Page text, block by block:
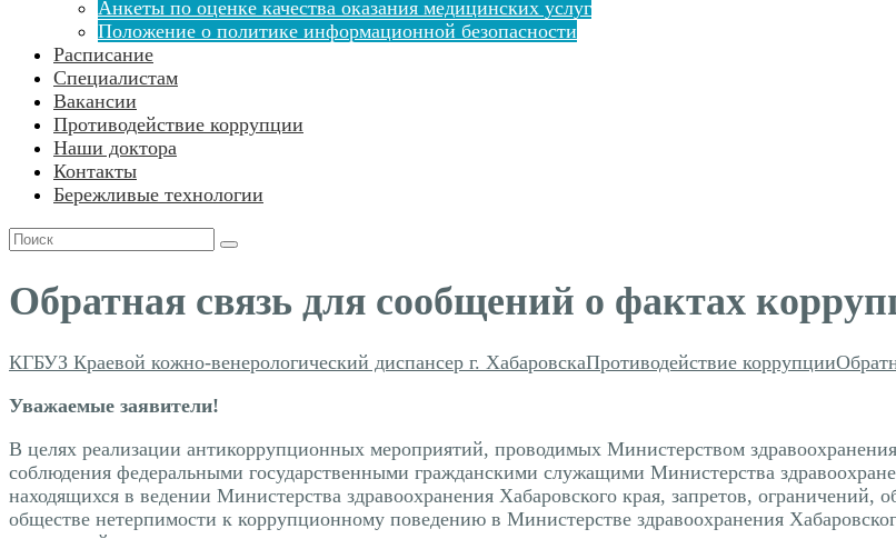
Анкеты по оценке качества оказания медицинских услуг
Положение о политике информационной безопасности
Расписание
Специалистам
Вакансии
Противодействие коррупции
Наши доктора
Контакты
Бережливые технологии
Поиск
Обратная связь для сообщений о фактах
КГБУЗ Краевой кожно-венерологический диспансер г. ХабаровскаПротиводействие коррупции
Уважаемые заявители!
В целях реализации антикоррупционных мероприятий, проводимых Министерством
соблюдения федеральными государственными гражданскими служащими Министерства
находящихся в ведении Министерства здравоохранения Хабаровского края, запретов, ограничений,
обществе нетерпимости к коррупционному поведению в Министерстве здравоохранения